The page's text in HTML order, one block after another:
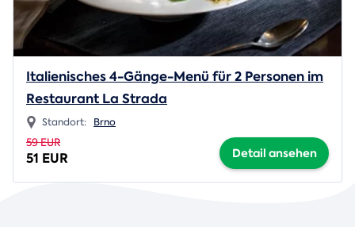
Italienisches 4-Gänge-Menü für 2 Personen im
Restaurant La Strada
Standort: Brno
59 EUR
51 EUR Detail ansehen